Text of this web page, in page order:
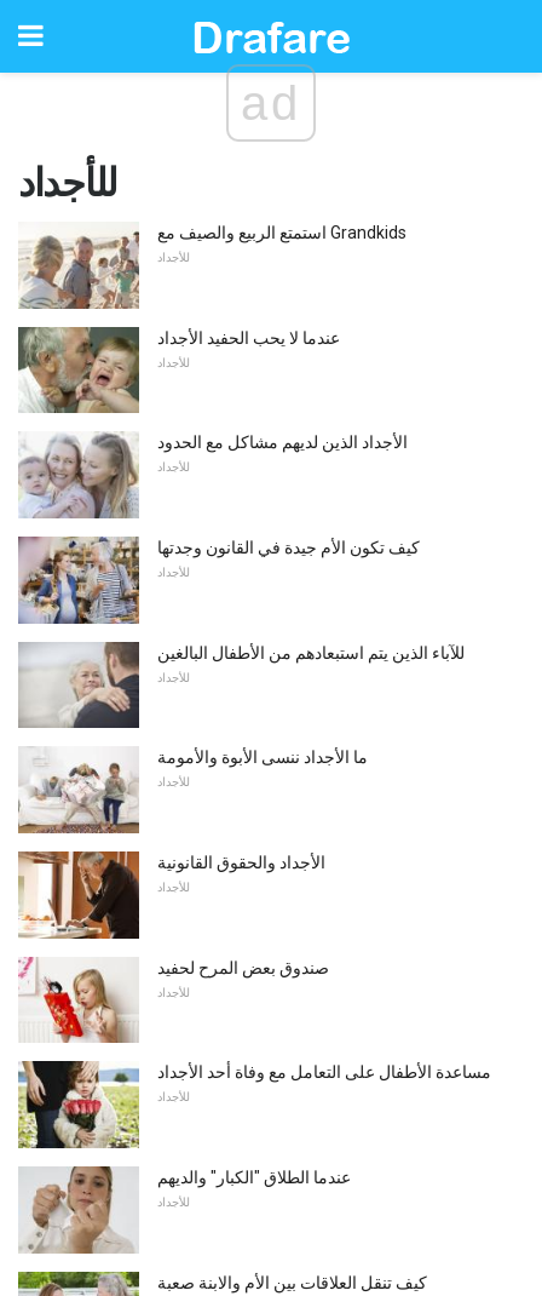
ad
للأجداد
استمتع الربيع والصيف مع Grandkids
للأجداد
عندما لا يحب الحفيد الأجداد
للأجداد
الأجداد الذين لديهم مشاكل مع الحدود
للأجداد
كيف تكون الأم جيدة في القانون وجدتها
للأجداد
للآباء الذين يتم استبعادهم من الأطفال البالغين
للأجداد
ما الأجداد ننسى الأبوة والأمومة
للأجداد
الأجداد والحقوق القانونية
للأجداد
صندوق بعض المرح لحفيد
للأجداد
مساعدة الأطفال على التعامل مع وفاة أحد الأجداد
للأجداد
عندما الطلاق "الكبار" والديهم
للأجداد
كيف تنقل العلاقات بين الأم والابنة صعبة